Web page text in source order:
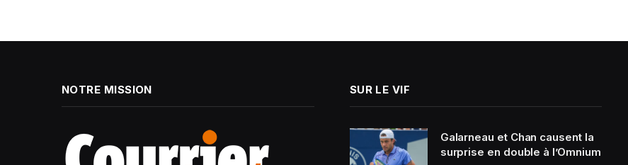
NOTRE MISSION SUR LE VIF
Galarneau et Chan causent la
surprise en double à l’Omnium